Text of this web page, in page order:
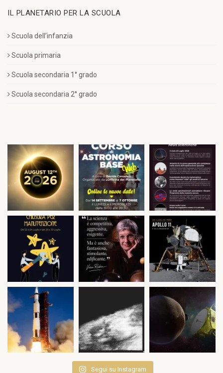
IL PLANETARIO PER LA SCUOLA
Scuola dell’infanzia
Scuola primaria
Scuola secondaria 1° grado
Scuola secondaria 2° grado
Segui su Instagram